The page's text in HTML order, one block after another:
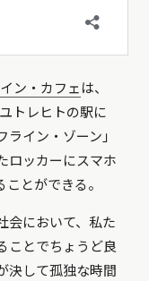
ン・カフェ は、
トレヒトの駅に
イン・ゾーン」
ロッカーにスマホ
とができる。
会において、私た
ことでちょうど良
決して孤独な時間